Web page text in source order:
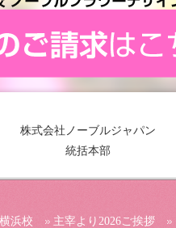
株式会社ノーブルジャパン
統括本部
浜校 主宰より2026ご挨拶